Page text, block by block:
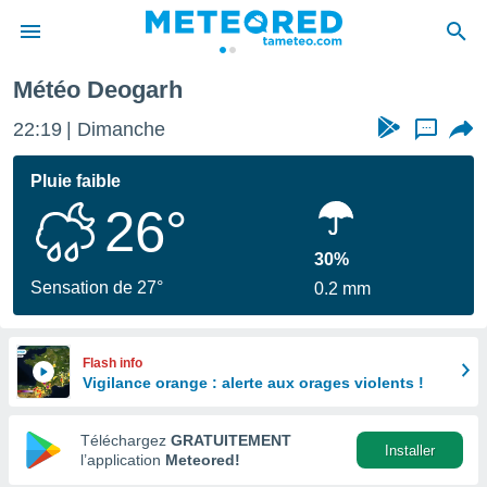
de
par
Météo Deogarh
22:19 Dimanche ...
Pluie faible
26°
Sensation de 27°
30%
0.2 mm
Flash info
Vigilance orange : alerte aux orages violents !
Téléchargez GRATUITEMENT
l’application Meteored!
Installer